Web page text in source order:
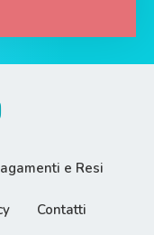
e Resi
Contatti